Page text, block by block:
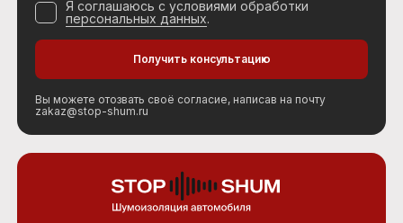
Я соглашаюсь с условиями обработки
персональных данных.
Вы можете отозвать своё согласие, написав на почту
zakaz@stop-shum.ru